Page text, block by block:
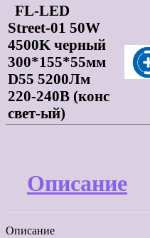
FL-LED
Street-01 50W
4500K черный
300*155*55мм
D55 5200Лм
220-240В (конс
свет-ый)
Описание
Описание